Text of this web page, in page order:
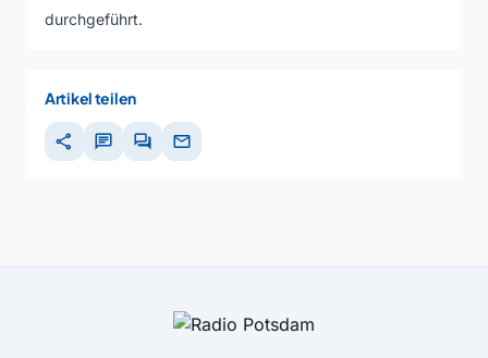
durchgeführt.
Artikel teilen
share chat forum mail